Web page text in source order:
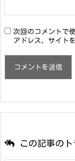
次回のコメントで
アドレス、サイト
この記事の